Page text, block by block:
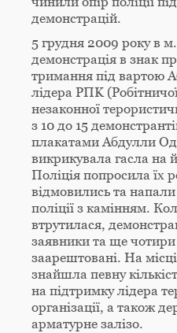
демонстрацій.
5 грудня 2009 року в
демонстрація в знак
тримання під вартою
лідера PПK
незаконної
з 10 до 15
плакатами Абдулли
викрикувала гасла на
Поліція попросила їх
відмовились та
поліції з камінням.
втрутилася,
заявники та ще
заарештовані. На
знайшла певну
на підтримку лідера
організації, а також
арматурне залізо.